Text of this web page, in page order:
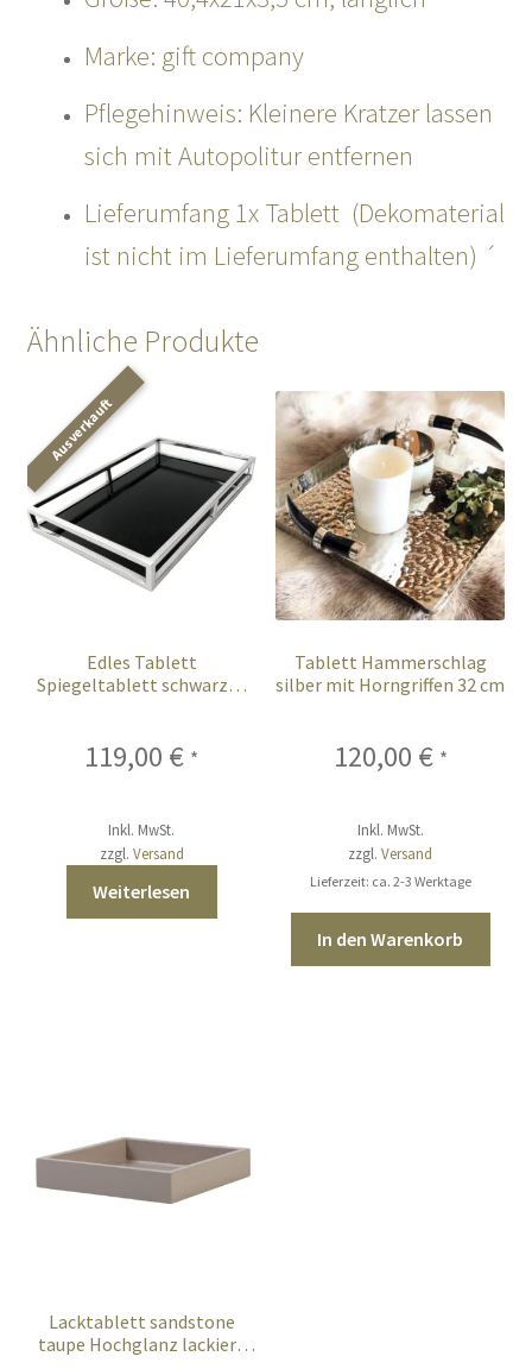
Marke: gift company
Pflegehinweis: Kleinere Kratzer lassen
sich mit Autopolitur entfernen
Lieferumfang 1x Tablett (Dekomaterial
ist nicht im Lieferumfang enthalten) ´
Ähnliche Produkte
Edles Tablett
Spiegeltablett schwarzes
119,00 € *
Inkl. MwSt.
zzgl. Versand
Weiterlesen
Tablett Hammerschlag
silber mit Horngriffen 32 cm
120,00 € *
Inkl. MwSt.
zzgl.Versand
Lieferzeit: ca. 2-3 Werktage
In den Warenkorb
Lacktablett sandstone
taupe Hochglanz lackiert